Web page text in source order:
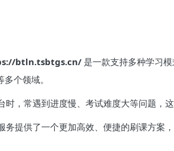
btln.tsbtgs.cn/ 是一款支持多种学习
个领域。
，常遇到进度慢、考试难度大等问题，
务提供了一个更加高效、便捷的刷课方案